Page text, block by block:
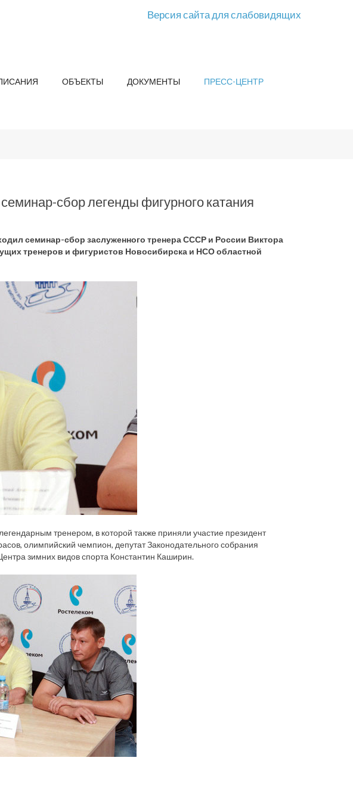
Версия сайта для слабовидящих
ОБЪЕКТЫ ДОКУМЕНТЫ ПРЕСС-ЦЕНТР
сбор легенды фигурного катания
семинар-сбор заслуженного тренера СССР и России Виктора
тренеров и фигуристов Новосибирска и НСО областной
тренером, в которой также приняли участие президент
олимпийский чемпион, депутат Законодательного собрания
зимних видов спорта Константин Каширин.